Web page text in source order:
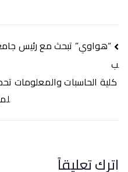
تصفّح
المقالات
“هواوي” تبحث مع رئيس
ب
كلية الحاسبات والمعلومات
اترك تعليقاً